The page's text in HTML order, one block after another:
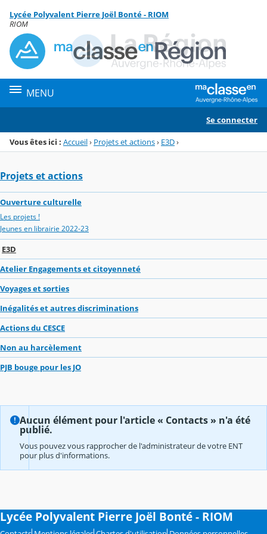
Menu de la rubrique
Contenu
Lycée Polyvalent Pierre Joël Bonté - RIOM
RIOM
MENU
Se connecter
Vous êtes ici : Accueil› Projets et actions› E3D›
Projets et actions
Ouverture culturelle
Les projets !
Jeunes en librairie 2022-23
E3D
Atelier Engagements et citoyenneté
Voyages et sorties
Inégalités et autres discriminations
Actions du CESCE
Non au harcèlement
PJB bouge pour les JO
Aucun élément pour l'article « Contacts » n'a été
publié.
Vous pouvez vous rapprocher de l'administrateur de votre ENT
pour plus d'informations.
Lycée Polyvalent Pierre Joël Bonté - RIOM